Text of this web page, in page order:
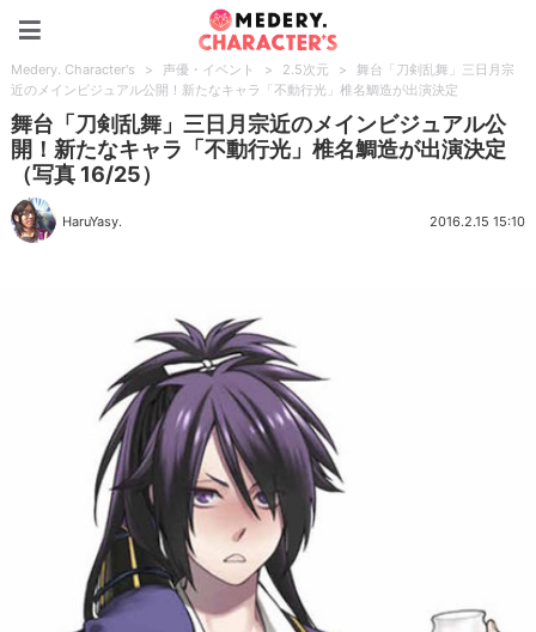
Medery. Character's > 声優・イベント > 2.5次元 >
舞台「刀剣乱舞」三日月宗
近のメインビジュアル公開！新たなキャラ「不動行光」椎名鯛造が出演決定
舞台「刀剣乱舞」三日月宗近のメインビジュアル公
開！新たなキャラ「不動行光」椎名鯛造が出演決定
（写真 16/25）
HaruYasy. 2016.2.15 15:10